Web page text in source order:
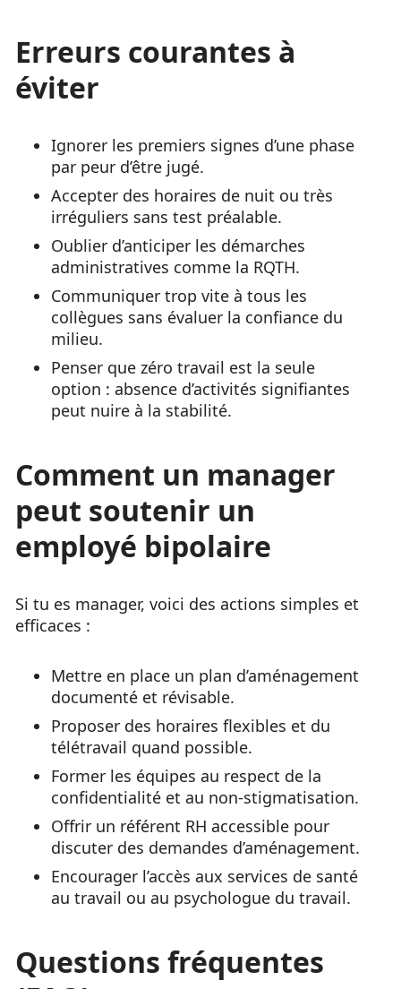
Erreurs courantes à
éviter
Ignorer les premiers signes d’une phase
par peur d’être jugé.
Accepter des horaires de nuit ou très
irréguliers sans test préalable.
Oublier d’anticiper les démarches
administratives comme la RQTH.
Communiquer trop vite à tous les
collègues sans évaluer la confiance du
milieu.
Penser que zéro travail est la seule
option : absence d’activités signifiantes
peut nuire à la stabilité.
Comment un manager
peut soutenir un
employé bipolaire
Si tu es manager, voici des actions simples et
efficaces :
Mettre en place un plan d’aménagement
documenté et révisable.
Proposer des horaires flexibles et du
télétravail quand possible.
Former les équipes au respect de la
confidentialité et au non-stigmatisation.
Offrir un référent RH accessible pour
discuter des demandes d’aménagement.
Encourager l’accès aux services de santé
au travail ou au psychologue du travail.
Questions fréquentes